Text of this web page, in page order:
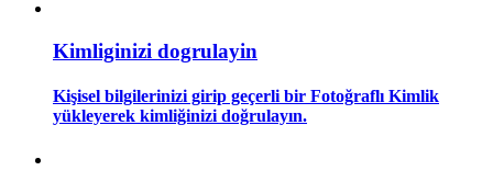
Vadeli İşlemler Başlangıç Kılavuzu
Kimliginizi dogrulayin
Kişisel bilgilerinizi girip geçerli bir Fotoğraflı Kimlik
yükleyerek kimliğinizi doğrulayın.